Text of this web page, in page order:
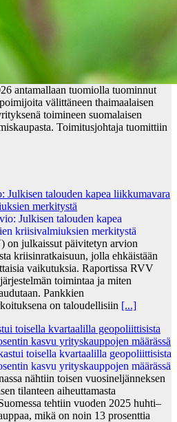
antamallaan tuomiolla tuominnut
välittäneen thaimaalaisen
toimineen suomalaisen
Toimitusjohtaja tuomittiin
Julkisen talouden kapea liikkumavara
merkitystä
on julkaissut päivitetyn arvion
kriisinratkaisuun, jolla ehkäistään
vaikutuksia. Raportissa RVV
toimintaa ja miten
Pankkien
on taloudellisiin [...]
toisella kvartaalilla geopoliittisista
kasvu yrityskauppojen määrässä
nähtiin toisen vuosineljänneksen
tilanteen aiheuttamasta
tehtiin vuoden 2025 huhti–
mikä on noin 13 prosenttia